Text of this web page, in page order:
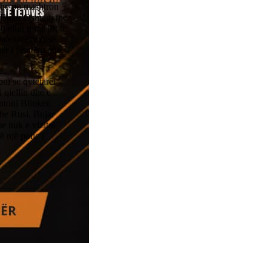
po mashtron
Osmani me
ministrit të
i jashtëm dhe
se qytetarët
qiellin dhe e
Rusi, Bujar
nuk e vizitoi
një polic i